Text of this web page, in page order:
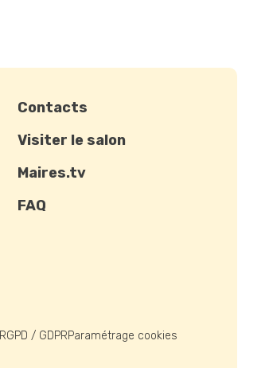
Contacts
Visiter le salon
Maires.tv
FAQ
RGPD / GDPRParamétrage cookies